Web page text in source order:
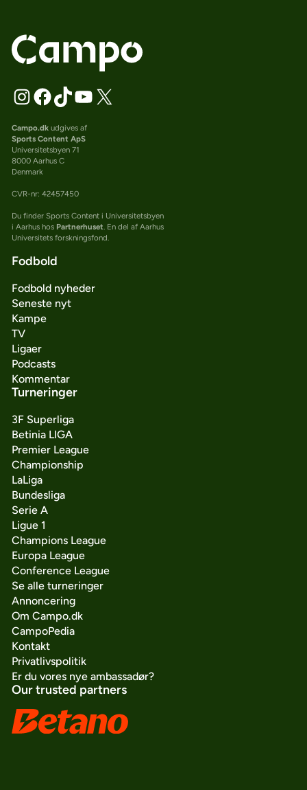
Campo.dkudgives af
Sports Content ApS
Universitetsbyen 71
8000 Aarhus C
Denmark
CVR-nr: 42457450
Du finder Sports Content i Universitetsbyen
i Aarhus hos Partnerhuset. En del af Aarhus
Universitets forskningsfond.
Fodbold
Fodbold nyheder
Seneste nyt
Kampe
TV
Ligaer
Podcasts
Kommentar
Turneringer
3F Superliga
Betinia LIGA
Premier League
Championship
LaLiga
Bundesliga
Serie A
Ligue 1
Champions League
Europa League
Conference League
Se alle turneringer
Annoncering
Om Campo.dk
CampoPedia
Kontakt
Privatlivspolitik
Er du vores nye ambassadør?
Our trusted partners